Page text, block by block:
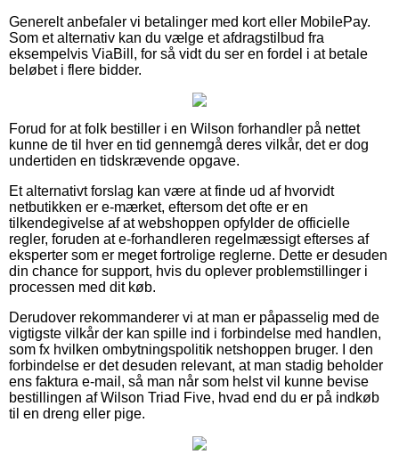
Generelt anbefaler vi betalinger med kort eller MobilePay.
Som et alternativ kan du vælge et afdragstilbud fra
eksempelvis ViaBill, for så vidt du ser en fordel i at betale
beløbet i flere bidder.
Forud for at folk bestiller i en Wilson forhandler på nettet
kunne de til hver en tid gennemgå deres vilkår, det er dog
undertiden en tidskrævende opgave.
Et alternativt forslag kan være at finde ud af hvorvidt
netbutikken er e-mærket, eftersom det ofte er en
tilkendegivelse af at webshoppen opfylder de officielle
regler, foruden at e-forhandleren regelmæssigt efterses af
eksperter som er meget fortrolige reglerne. Dette er desuden
din chance for support, hvis du oplever problemstillinger i
processen med dit køb.
Derudover rekommanderer vi at man er påpasselig med de
vigtigste vilkår der kan spille ind i forbindelse med handlen,
som fx hvilken ombytningspolitik netshoppen bruger. I den
forbindelse er det desuden relevant, at man stadig beholder
ens faktura e-mail, så man når som helst vil kunne bevise
bestillingen af Wilson Triad Five, hvad end du er på indkøb
til en dreng eller pige.